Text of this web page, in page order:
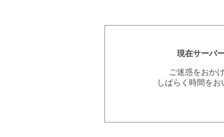
現在サーバ
ご迷惑をおか
しばらく時間を